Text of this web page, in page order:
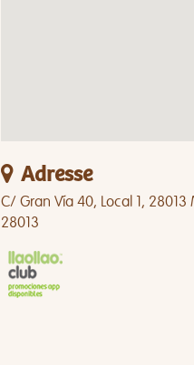
Adresse
C/ Gran Vía 40, Local 1, 28013
28013